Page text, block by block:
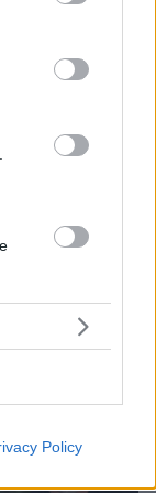
party tags to
below Google
Policy